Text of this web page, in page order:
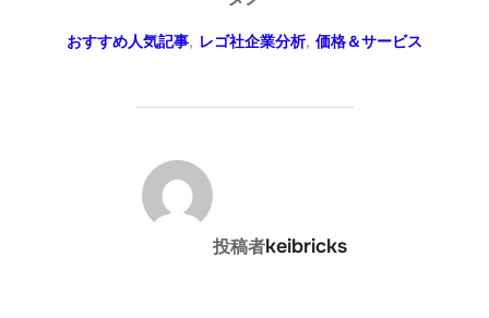
おすすめ人気記事, レゴ社企業分析, 価格＆サービス
投稿者keibricks